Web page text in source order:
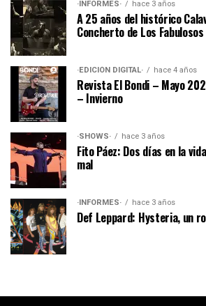
·INFORMES· hace 3 años
A 25 años del histórico
Concherto de Los
·EDICIÓN DIGITAL· hace 4 años
Revista El Bondi – Mayo
– Invierno
·SHOWS· hace 3 años
Fito Páez: Dos días en la
mal
·INFORMES· hace 3 años
Def Leppard: Hysteria, un